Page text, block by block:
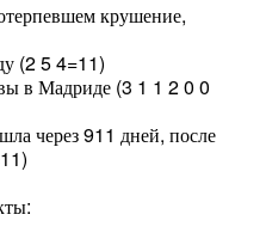
крушение,
(2 5 4=11)
в Мадриде (3 1 1 2 0 0
через 911 дней, после